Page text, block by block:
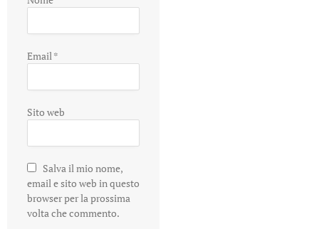
Email*
Sito web
Salva il mio nome,
email e sito web in questo
browser per la prossima
volta che commento.